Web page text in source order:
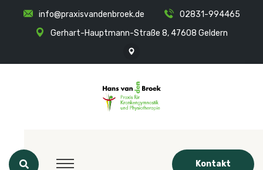
info@praxisvandenbroek.de
02831-994465
Gerhart-Hauptmann-Straße 8, 47608 Geldern
Kontakt